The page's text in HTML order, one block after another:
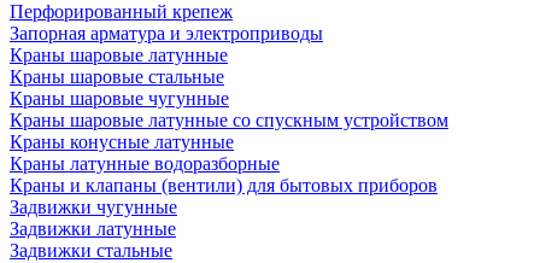
Перфорированный крепеж
Запорная арматура и электроприводы
Краны шаровые латунные
Краны шаровые стальные
Краны шаровые чугунные
Краны шаровые латунные со спускным устройством
Краны конусные латунные
Краны латунные водоразборные
Краны и клапаны (вентили) для бытовых приборов
Задвижки чугунные
Задвижки латунные
Задвижки стальные